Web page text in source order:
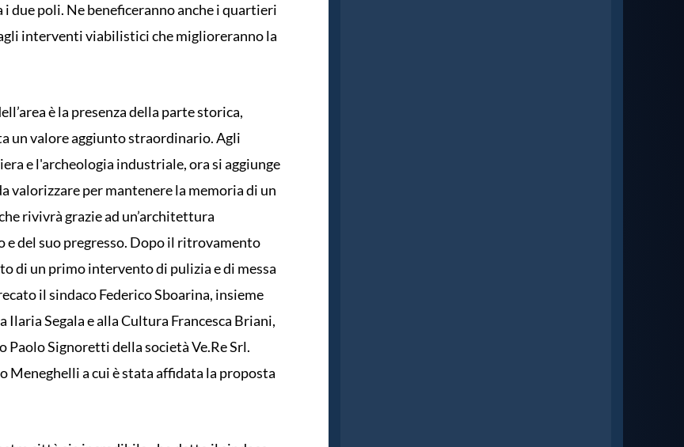
due poli. Ne beneficeranno anche i quartieri
interventi viabilistici che miglioreranno la
è la presenza della parte storica,
un valore aggiunto straordinario. Agli
e l'archeologia industriale, ora si aggiunge
valorizzare per mantenere la memoria di un
rivivrà grazie ad un’architettura
del suo pregresso. Dopo il ritrovamento
di un primo intervento di pulizia e di messa
il sindaco Federico Sboarina, insieme
Segala e alla Cultura Francesca Briani,
Signoretti della società Ve.Re Srl.
Meneghelli a cui è stata affidata la proposta